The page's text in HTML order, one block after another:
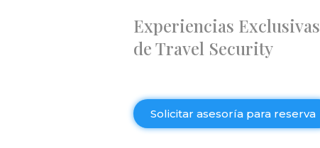
Experiencias Exclusivas
de Travel Security
Solicitar asesoría para reserva